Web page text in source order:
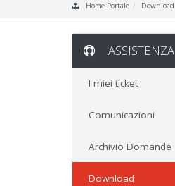
Home Portale Download
ASSISTENZA
I miei ticket
Comunicazioni
Archivio Domande
Download